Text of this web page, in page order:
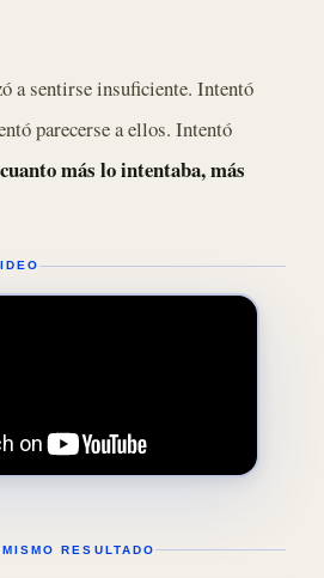
a sentirse insuficiente. Intentó
parecerse a ellos. Intentó
cuanto más lo intentaba, más
RESULTADO